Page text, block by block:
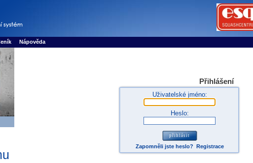
rezervace sportu
Nápověda
Přihlášení
Uživatelské jméno:
Heslo:
Zapomněli jste heslo? Registrace